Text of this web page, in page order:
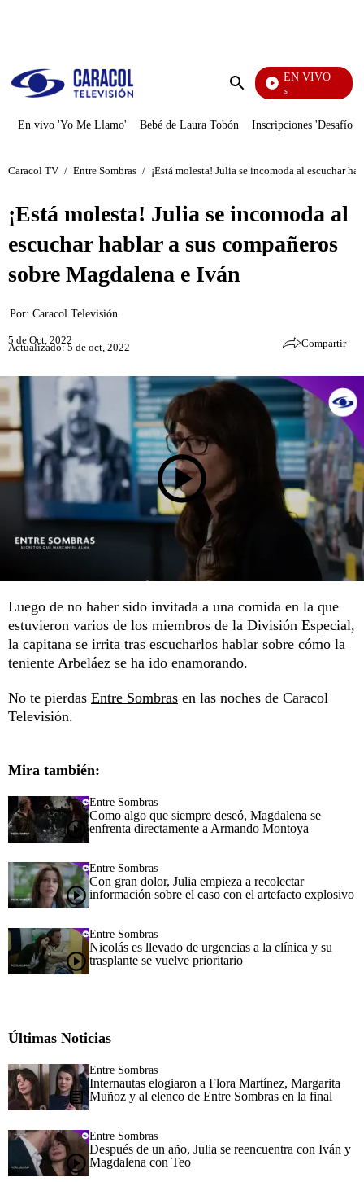
Enviar
EN VIVO
También Caerás
En vivo 'Yo Me Llamo' Bebé de Laura Tobón Inscripciones 'Desafío'
Caracol TV / Entre Sombras / ¡Está molesta! Julia se incomoda al escuchar
¡Está molesta! Julia se incomoda al
escuchar hablar a sus compañeros
sobre Magdalena e Iván
Por: Caracol Televisión
5 de Oct, 2022
Actualizado: 5 de oct, 2022 Compartir
Luego de no haber sido invitada a una comida en la que
estuvieron varios de los miembros de la División Especial,
la capitana se irrita tras escucharlos hablar sobre cómo la
teniente Arbeláez se ha ido enamorando.
No te pierdas Entre Sombras en las noches de Caracol
Televisión.
Mira también:
Entre Sombras
Como algo que siempre deseó, Magdalena se
enfrenta directamente a Armando Montoya
Entre Sombras
Con gran dolor, Julia empieza a recolectar
información sobre el caso con el artefacto explosivo
Entre Sombras
Nicolás es llevado de urgencias a la clínica y su
trasplante se vuelve prioritario
Últimas Noticias
Entre Sombras
Internautas elogiaron a Flora Martínez, Margarita
Muñoz y al elenco de Entre Sombras en la final
Entre Sombras
Después de un año, Julia se reencuentra con Iván y
Magdalena con Teo